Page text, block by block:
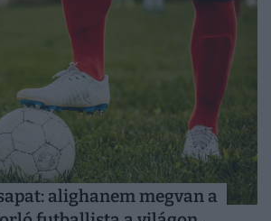
alighanem megvan a